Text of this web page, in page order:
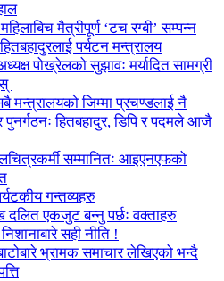
मैत्रीपूर्ण ‘टच रग्बी’ सम्पन्न
पर्यटन मन्त्रालय
पोख्रेलको सुझावः मर्यादित सामग्री
मन्त्रालयको जिम्मा प्रचण्डलाई नै
हितबहादुर, डिपि र पदमले आजै
सम्मानितः आइएनएफको
गन्तव्यहरु
दलित एकजुट बन्नु पर्छः वक्ताहरु
सही नीति !
भ्रामक समाचार लेखिएको भन्दै